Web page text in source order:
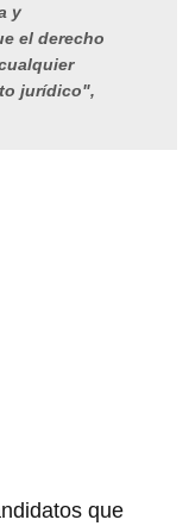
y
el derecho
jurídico",
que